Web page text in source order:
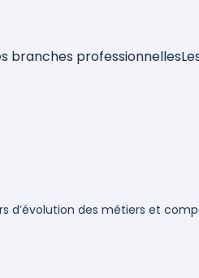
branches professionnelles
d’évolution des métiers et